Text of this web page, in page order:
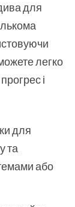
для
легко
і
для
та
або